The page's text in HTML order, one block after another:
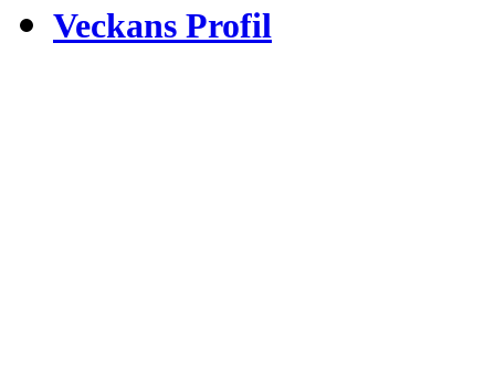
Veckans Profil